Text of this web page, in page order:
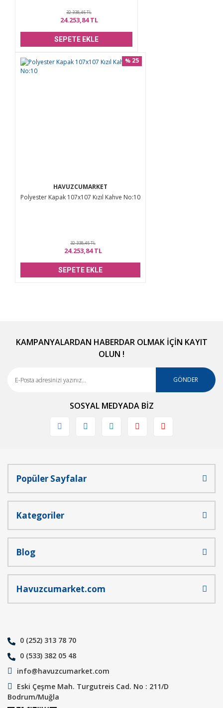
32.338,45 TL
24.253,84 TL
SEPETE EKLE
HAVUZCUMARKET
Polyester Kapak 107x107 Kızıl Kahve No:10
% 25
32.338,45 TL
24.253,84 TL
SEPETE EKLE
KAMPANYALARDAN HABERDAR OLMAK İÇİN KAYIT
OLUN !
GÖNDER
SOSYAL MEDYADA BİZ
Popüler Sayfalar
Kategoriler
Blog
Havuzcumarket.com
0 (252) 313 78 70
0 (533) 382 05 48
info@havuzcumarket.com
Eski Çeşme Mah. Turgutreis Cad. No : 211/D
Bodrum/Muğla